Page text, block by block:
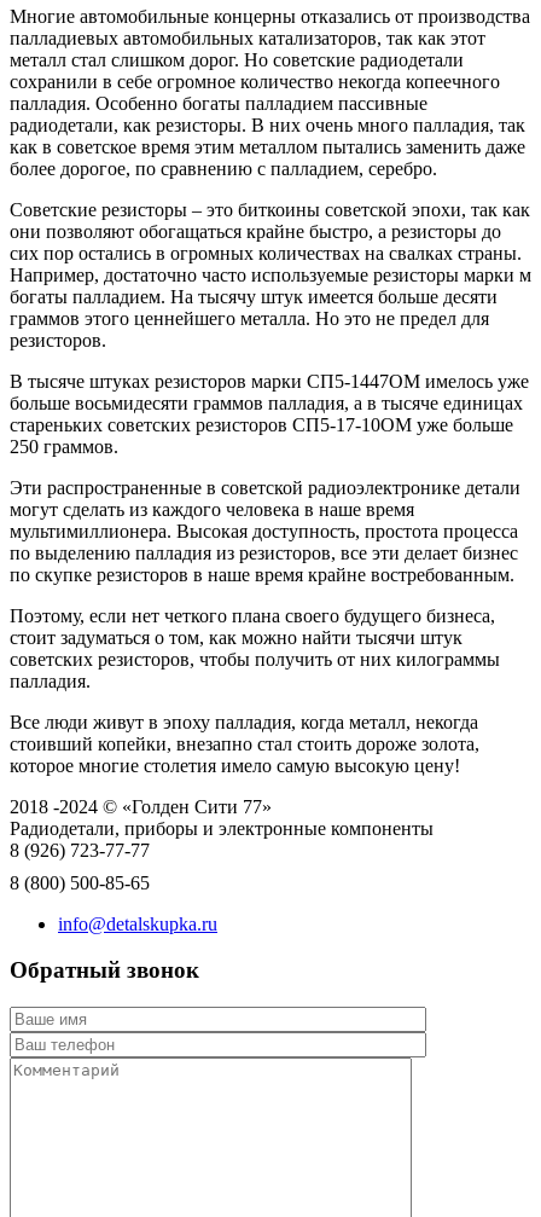
Многие автомобильные концерны отказались от производства
палладиевых автомобильных катализаторов, так как этот
металл стал слишком дорог. Но советские радиодетали
сохранили в себе огромное количество некогда копеечного
палладия. Особенно богаты палладием пассивные
радиодетали, как резисторы. В них очень много палладия, так
как в советское время этим металлом пытались заменить даже
более дорогое, по сравнению с палладием, серебро.
Советские резисторы – это биткоины советской эпохи, так как
они позволяют обогащаться крайне быстро, а резисторы до
сих пор остались в огромных количествах на свалках страны.
Например, достаточно часто используемые резисторы марки м
богаты палладием. На тысячу штук имеется больше десяти
граммов этого ценнейшего металла. Но это не предел для
резисторов.
В тысяче штуках резисторов марки СП5-1447ОМ имелось уже
больше восьмидесяти граммов палладия, а в тысяче единицах
стареньких советских резисторов СП5-17-10ОМ уже больше
250 граммов.
Эти распространенные в советской радиоэлектронике детали
могут сделать из каждого человека в наше время
мультимиллионера. Высокая доступность, простота процесса
по выделению палладия из резисторов, все эти делает бизнес
по скупке резисторов в наше время крайне востребованным.
Поэтому, если нет четкого плана своего будущего бизнеса,
стоит задуматься о том, как можно найти тысячи штук
советских резисторов, чтобы получить от них килограммы
палладия.
Все люди живут в эпоху палладия, когда металл, некогда
стоивший копейки, внезапно стал стоить дороже золота,
которое многие столетия имело самую высокую цену!
2018 -2024 © «Голден Сити 77»
Радиодетали, приборы и электронные компоненты
8 (926) 723-77-77
8 (800) 500-85-65
info@detalskupka.ru
Обратный звонок